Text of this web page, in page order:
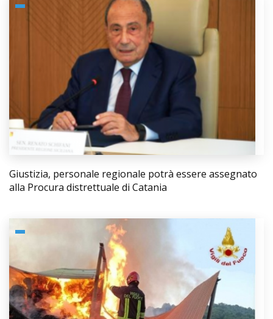
Giustizia, personale regionale potrà essere assegnato
alla Procura distrettuale di Catania